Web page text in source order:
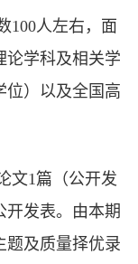
100人左右，面
论学科及相关学
位）以及全国高
文1篇（公开发
发表。 由本期
题及质量择优录